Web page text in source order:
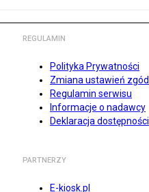
REGULAMIN
Polityka Prywatności
Zmiana ustawień zgód
Regulamin serwisu
Informacje o nadawcy
Deklaracja dostępności
PARTNERZY
E-kiosk.pl